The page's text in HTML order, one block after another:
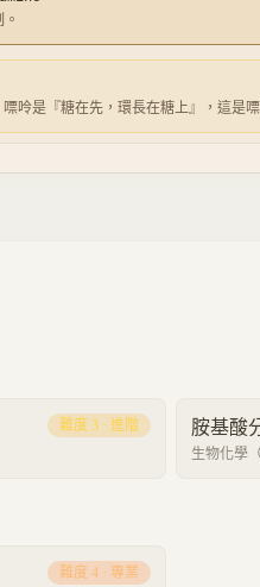
呤是『糖在先，環長在糖上』，這是
難度 3 · 進階 胺基酸
生物化學（
難度 4 · 專業